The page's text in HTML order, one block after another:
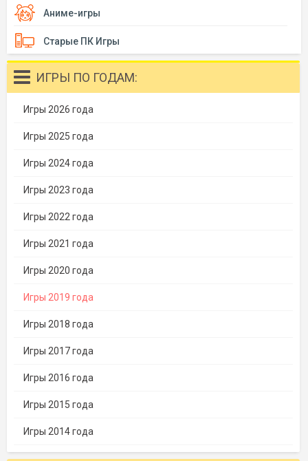
Аниме-игры
Старые ПК Игры
ИГРЫ ПО ГОДАМ:
Игры 2026 года
Игры 2025 года
Игры 2024 года
Игры 2023 года
Игры 2022 года
Игры 2021 года
Игры 2020 года
Игры 2019 года
Игры 2018 года
Игры 2017 года
Игры 2016 года
Игры 2015 года
Игры 2014 года